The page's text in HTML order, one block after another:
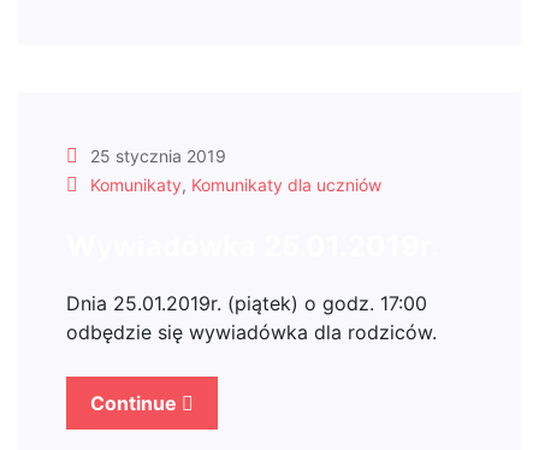
25 stycznia 2019
Komunikaty, Komunikaty dla uczniów
Dnia 25.01.2019r. (piątek) o godz. 17:00
odbędzie się wywiadówka dla rodziców.
Continue